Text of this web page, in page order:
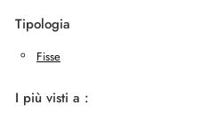
Tipologia
Fisse
I più visti a :